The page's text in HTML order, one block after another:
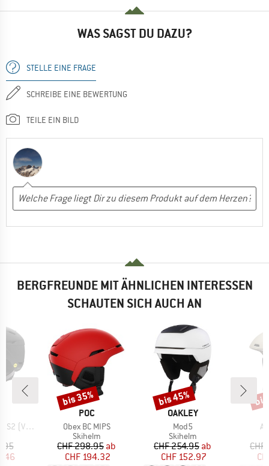
WAS SAGST DU DAZU?
STELLE EINE FRAGE
SCHREIBE EINE BEWERTUNG
TEILE EIN BILD
BERGFREUNDE MIT ÄHNLICHEN INTERESSEN
SCHAUTEN SICH AUCH AN
23%)
Preis
MARKE
POC
Artikel
Obex BC MIPS
Produktgruppe
Skihelm
Preis
CHF 298.95reduzierter Preis
ab
CHF 194.32
Rabatt
bis 35%
MARKE
OAKLEY
Artikel
Mod5
Produktgruppe
Skihelm
Preis
CHF 254.95reduzierter Preis
ab
CHF 152.97
Rabatt
bis 45%